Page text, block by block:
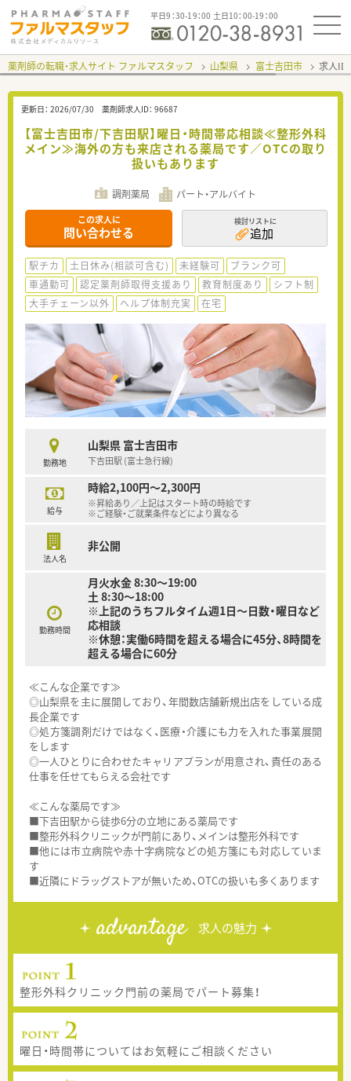
平日9：30-19：00 土日10：00-19：00
薬剤師の転職・求人サイト ファルマスタッフ 山梨県 富士吉田市 求人ID
更新日： 2026/07/30 薬剤師求人ID： 96687
【富士吉田市/下吉田駅】曜日・時間帯応相談≪整形外科
メイン≫海外の方も来店される薬局です／OTCの取り
扱いもあります
調剤薬局 パート・アルバイト
この求人に
問い合わせる
検討リストに
追加
駅チカ 土日休み(相談可含む) 未経験可
ブランク可
車通勤可
認定薬剤師取得支援あり 教育制度あり
シフト制
大手チェーン以外
ヘルプ体制充実 在宅
勤務地
山梨県 富士吉田市
下吉田駅 (富士急行線)
給与
時給2,100円～2,300円
※昇給あり／上記はスタート時の時給です
※ご経験・ご就業条件などにより異なる
法人名
非公開
勤務時間
月火水金 8:30～19:00
土 8:30～18:00
※上記のうちフルタイム週1日～日数・曜日など
応相談
※休憩：実働6時間を超える場合に45分、8時間を
超える場合に60分
≪こんな企業です≫
◎山梨県を主に展開しており、年間数店舗新規出店をしている成
長企業です
◎処方箋調剤だけではなく、医療・介護にも力を入れた事業展開
をします
◎一人ひとりに合わせたキャリアプランが用意され、責任のある
仕事を任せてもらえる会社です
≪こんな薬局です≫
■下吉田駅から徒歩6分の立地にある薬局です
■整形外科クリニックが門前にあり、メインは整形外科です
■他には市立病院や赤十字病院などの処方箋にも対応していま
す
■近隣にドラッグストアが無いため、OTCの扱いも多くあります
advantage 求人の魅力
整形外科クリニック門前の薬局でパート募集！
曜日・時間帯についてはお気軽にご相談ください